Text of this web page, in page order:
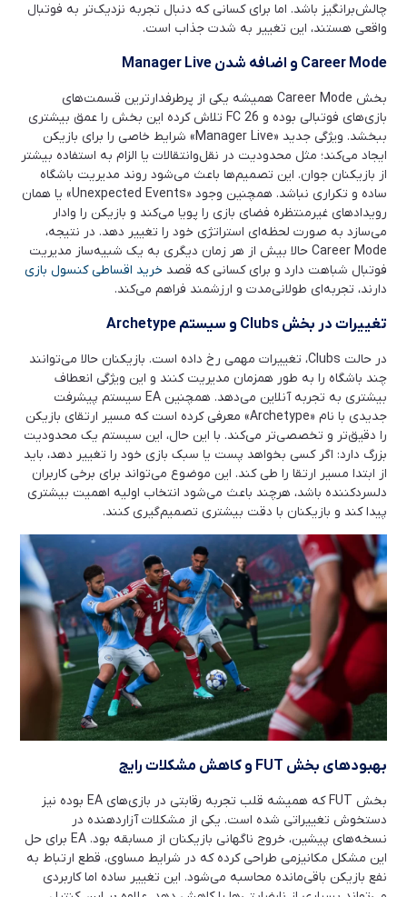
چالش‌برانگیز باشد. اما برای کسانی که دنبال تجربه نزدیک‌تر به فوتبال
واقعی هستند، این تغییر به شدت جذاب است.
Career Mode و اضافه شدن
بخش Career Mode همیشه یکی از پرطرفدارترین قسمت‌های
بازی‌های فوتبالی بوده و FC 26 تلاش کرده این بخش را عمق بیشتری
ببخشد. ویژگی جدید «Manager Live» شرایط خاصی را برای بازیکن
ایجاد می‌کند؛ مثل محدودیت در نقل‌وانتقالات یا الزام به استفاده بیشتر
از بازیکنان جوان. این تصمیم‌ها باعث می‌شود روند مدیریت باشگاه
ساده و تکراری نباشد. همچنین وجود «Unexpected Events» یا همان
رویدادهای غیرمنتظره فضای بازی را پویا می‌کند و بازیکن را وادار
می‌سازد به صورت لحظه‌ای استراتژی خود را تغییر دهد. در نتیجه،
Career Mode حالا بیش از هر زمان دیگری به یک شبیه‌ساز مدیریت
فوتبال شباهت دارد و برای کسانی که قصد خرید اقساطی کنسول بازی
دارند، تجربه‌ای طولانی‌مدت و ارزشمند فراهم می‌کند.
تغییرات در بخش و سیستم
در حالت Clubs، تغییرات مهمی رخ داده است. بازیکنان حالا می‌توانند
چند باشگاه را به طور همزمان مدیریت کنند و این ویژگی انعطاف
بیشتری به تجربه آنلاین می‌دهد. همچنین EA سیستم پیشرفت
جدیدی با نام «Archetype» معرفی کرده است که مسیر ارتقای بازیکن
را دقیق‌تر و تخصصی‌تر می‌کند. با این حال، این سیستم یک محدودیت
بزرگ دارد: اگر کسی بخواهد پست یا سبک بازی خود را تغییر دهد، باید
از ابتدا مسیر ارتقا را طی کند. این موضوع می‌تواند برای برخی کاربران
دلسردکننده باشد، هرچند باعث می‌شود انتخاب اولیه اهمیت بیشتری
پیدا کند و بازیکنان با دقت بیشتری تصمیم‌گیری کنند.
بهبودهای بخش و کاهش مشکلات رایج
بخش FUT که همیشه قلب تجربه رقابتی در بازی‌های EA بوده نیز
دستخوش تغییراتی شده است. یکی از مشکلات آزاردهنده در
نسخه‌های پیشین، خروج ناگهانی بازیکنان از مسابقه بود. EA برای حل
این مشکل مکانیزمی طراحی کرده که در شرایط مساوی، قطع ارتباط به
نفع بازیکن باقی‌مانده محاسبه می‌شود. این تغییر ساده اما کاربردی